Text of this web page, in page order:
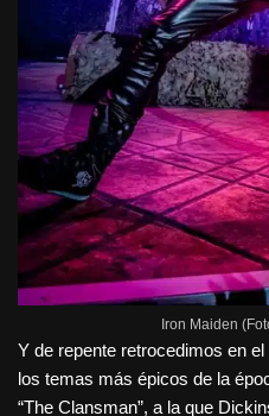
Iron Maiden
Y de repente retrocedimos en
los temas más épicos de la
“The Clansman”, a la que